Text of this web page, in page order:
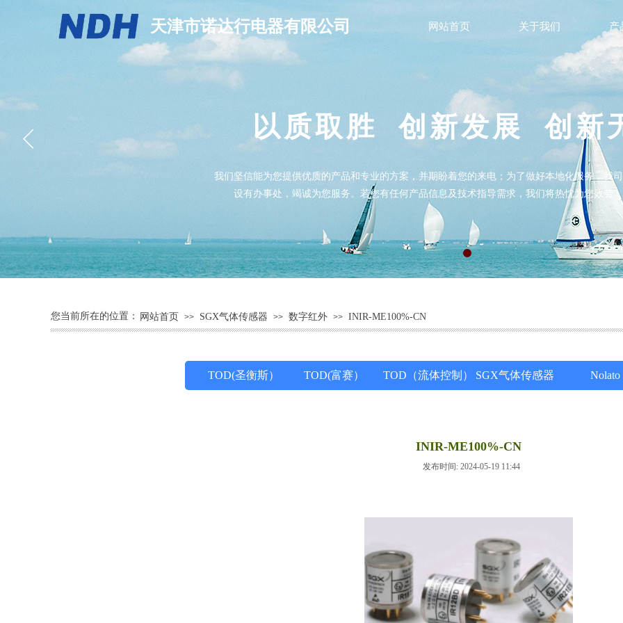
天津市诺达行电器有限公司 网站首页 关于我们 产
以质取胜 创新发展 创新
我们坚信能为您提供优质的产品和专业的方案，并期盼着您的来电；为了做好本地化服务，我
设有办事处，竭诚为您服务。若您有任何产品信息及技术指导需求，我们将热忱为您效劳；
您当前所在的位置： 网站首页 >> SGX气体传感器 >> 数字红外 >> INIR-ME100%-CN
INIR-ME100%-CN
发布时间: 2024-05-19 11:44
TOD(圣衡斯） TOD(富赛） TOD（流体控制） SGX气体传感器 Nolato